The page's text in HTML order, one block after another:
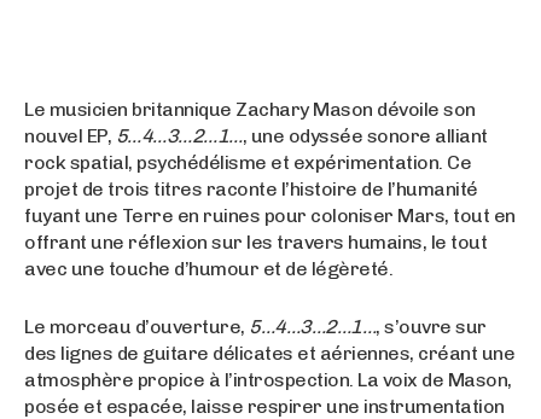
Le musicien britannique Zachary Mason dévoile son
nouvel EP, 5…4…3…2…1…, une odyssée sonore alliant
rock spatial, psychédélisme et expérimentation. Ce
projet de trois titres raconte l’histoire de l’humanité
fuyant une Terre en ruines pour coloniser Mars, tout en
offrant une réflexion sur les travers humains, le tout
avec une touche d’humour et de légèreté.
Le morceau d’ouverture, 5…4…3…2…1…, s’ouvre sur
des lignes de guitare délicates et aériennes, créant une
atmosphère propice à l’introspection. La voix de Mason,
posée et espacée, laisse respirer une instrumentation